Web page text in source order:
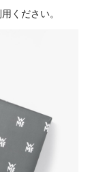
ください。